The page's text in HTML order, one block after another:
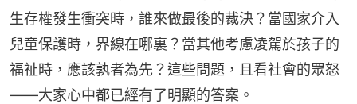
生存權發生衝突時，誰來做最後的裁決？當國家介入
兒童保護時，界線在哪裏？當其他考慮凌駕於孩子的
福祉時，應該孰者為先？這些問題，且看社會的眾怒
——大家心中都已經有了明顯的答案。